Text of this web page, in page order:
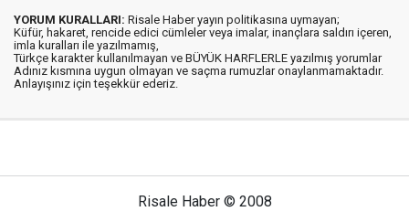
YORUM KURALLARI: Risale Haber yayın politikasına uymayan;
Küfür, hakaret, rencide edici cümleler veya imalar, inançlara saldırı içeren,
imla kuralları ile yazılmamış,
Türkçe karakter kullanılmayan ve BÜYÜK HARFLERLE yazılmış yorumlar
Adınız kısmına uygun olmayan ve saçma rumuzlar onaylanmamaktadır.
Anlayışınız için teşekkür ederiz.
Risale Haber © 2008